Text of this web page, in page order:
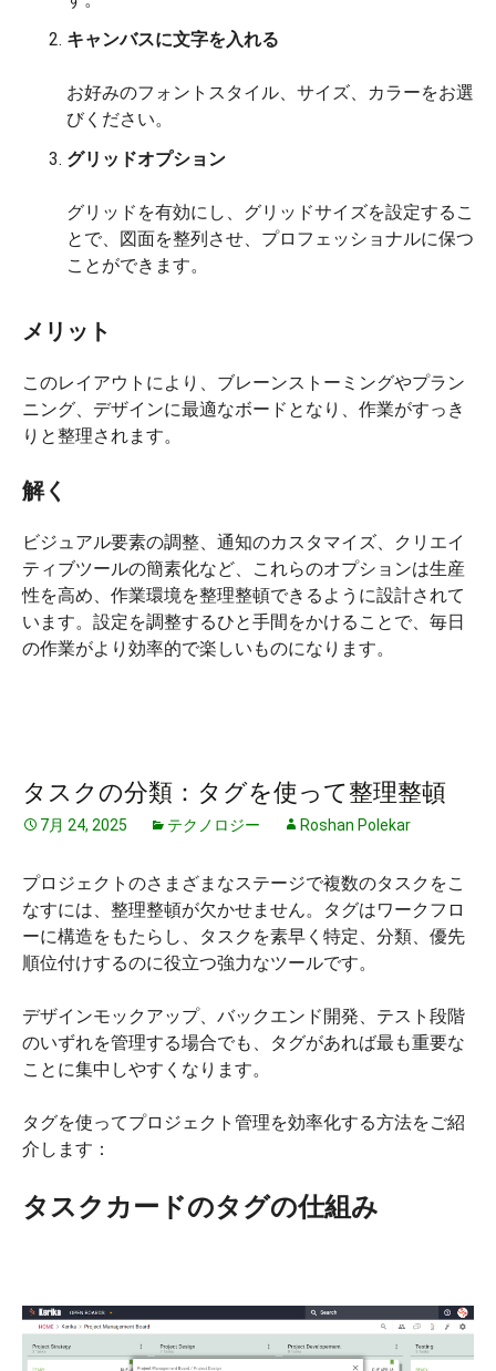
キャンバスに文字を入れる
お好みのフォントスタイル、サイズ、カラーをお選
びください。
グリッドオプション
グリッドを有効にし、グリッドサイズを設定するこ
とで、図面を整列させ、プロフェッショナルに保つ
ことができます。
メリット
このレイアウトにより、ブレーンストーミングやプラン
ニング、デザインに最適なボードとなり、作業がすっき
りと整理されます。
解く
ビジュアル要素の調整、通知のカスタマイズ、クリエイ
ティブツールの簡素化など、これらのオプションは生産
性を高め、作業環境を整理整頓できるように設計されて
います。設定を調整するひと手間をかけることで、毎日
の作業がより効率的で楽しいものになります。
タスクの分類：タグを使って整理整頓
7月 24, 2025 テクノロジー Roshan Polekar
プロジェクトのさまざまなステージで複数のタスクをこ
なすには、整理整頓が欠かせません。タグはワークフロ
ーに構造をもたらし、タスクを素早く特定、分類、優先
順位付けするのに役立つ強力なツールです。
デザインモックアップ、バックエンド開発、テスト段階
のいずれを管理する場合でも、タグがあれば最も重要な
ことに集中しやすくなります。
タグを使ってプロジェクト管理を効率化する方法をご紹
介します：
タスクカードのタグの仕組み